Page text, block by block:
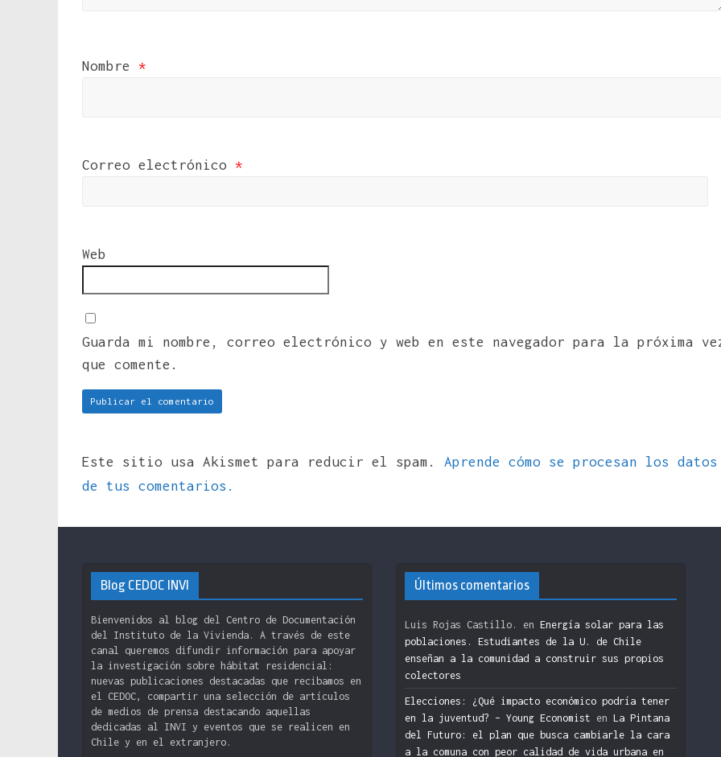
Nombre *
Correo electrónico *
Web
Guarda mi nombre, correo electrónico y web en este navegador para la próxima
que comente.
Este sitio usa Akismet para reducir el spam. Aprende cómo se procesan los datos
de tus comentarios.
Blog CEDOC INVI
Bienvenidos al blog del Centro de Documentación
del Instituto de la Vivienda. A través de este
canal queremos difundir información para apoyar
la investigación sobre hábitat residencial:
nuevas publicaciones destacadas que recibamos en
el CEDOC, compartir una selección de artículos
de medios de prensa destacando aquellas
dedicadas al INVI y eventos que se realicen en
Chile y en el extranjero.
Últimos comentarios
Luis Rojas Castillo. en Energía solar para las
poblaciones. Estudiantes de la U. de Chile
enseñan a la comunidad a construir sus propios
colectores
Elecciones: ¿Qué impacto económico podría tener
en la juventud? – Young Economist en La Pintana
del Futuro: el plan que busca cambiarle la cara
a la comuna con peor calidad de vida urbana en